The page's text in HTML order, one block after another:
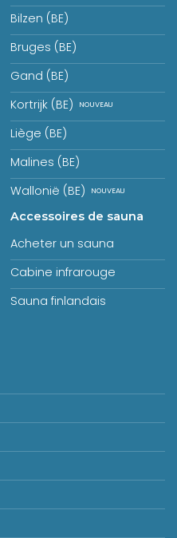
Bilzen (BE)
Bruges (BE)
Gand (BE)
Kortrijk (BE)
Liège (BE)
Malines (BE)
Wallonië (BE)
Accessoires de sauna
Acheter un sauna
Cabine infrarouge
Sauna finlandais